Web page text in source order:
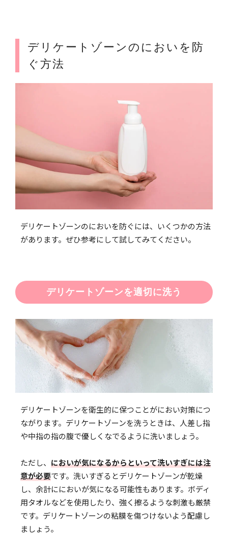
デリケートゾーンのにおいを防
ぐ方法
デリケートゾーンのにおいを防ぐには、いくつかの方法
があります。ぜひ参考にして試してみてください。
デリケートゾーンを適切に洗う
デリケートゾーンを衛生的に保つことがにおい対策につ
ながります。デリケートゾーンを洗うときは、人差し指
や中指の指の腹で優しくなでるように洗いましょう。
ただし、 においが気になるからといって洗いすぎには注
意が必要です。洗いすぎるとデリケートゾーンが乾燥
し、余計ににおいが気になる可能性もあります。ボディ
用タオルなどを使用したり、強く擦るような刺激も厳禁
です。デリケートゾーンの粘膜を傷つけないよう配慮し
ましょう。